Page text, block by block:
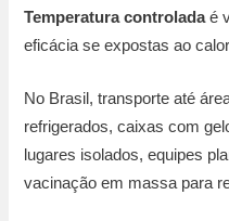
Temperatura controladaé
eficácia se expostas ao
No Brasil, transporte até
refrigerados, caixas com
lugares isolados, equipes
vacinação em massa para